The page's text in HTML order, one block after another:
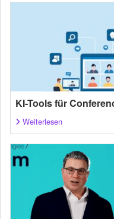
KI-Tools für
Weiterlesen